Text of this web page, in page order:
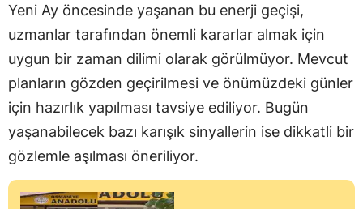
Yeni Ay öncesinde yaşanan bu enerji geçişi,
uzmanlar tarafından önemli kararlar almak için
uygun bir zaman dilimi olarak görülmüyor. Mevcut
planların gözden geçirilmesi ve önümüzdeki günler
için hazırlık yapılması tavsiye ediliyor. Bugün
yaşanabilecek bazı karışık sinyallerin ise dikkatli bir
gözlemle aşılması öneriliyor.